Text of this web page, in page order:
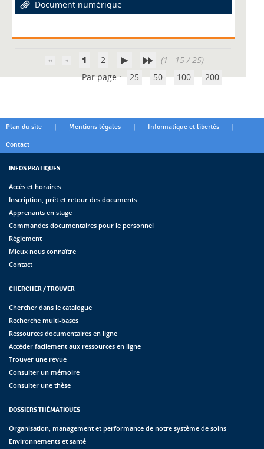
Document numérique
1 2
(1 - 15 / 25)
Par page : 25 50 100 200
Plan du site | Mentions légales | Informatique et libertés |
Contact
INFOS PRATIQUES
Accès et horaires
Inscription, prêt et retour des documents
Apprenants en stage
Commandes documentaires pour le personnel
Règlement
Mieux nous connaître
Contact
CHERCHER / TROUVER
Chercher dans le catalogue
Recherche multi-bases
Ressources documentaires en ligne
Accéder facilement aux ressources en ligne
Trouver une revue
Consulter un mémoire
Consulter une thèse
DOSSIERS THÉMATIQUES
Organisation, management et performance de notre système de soins
Environnements et santé